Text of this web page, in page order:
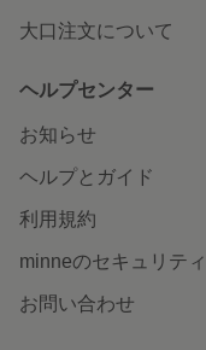
大口注文について
ヘルプセンター
お知らせ
ヘルプとガイド
利用規約
minneのセキュリティ
お問い合わせ